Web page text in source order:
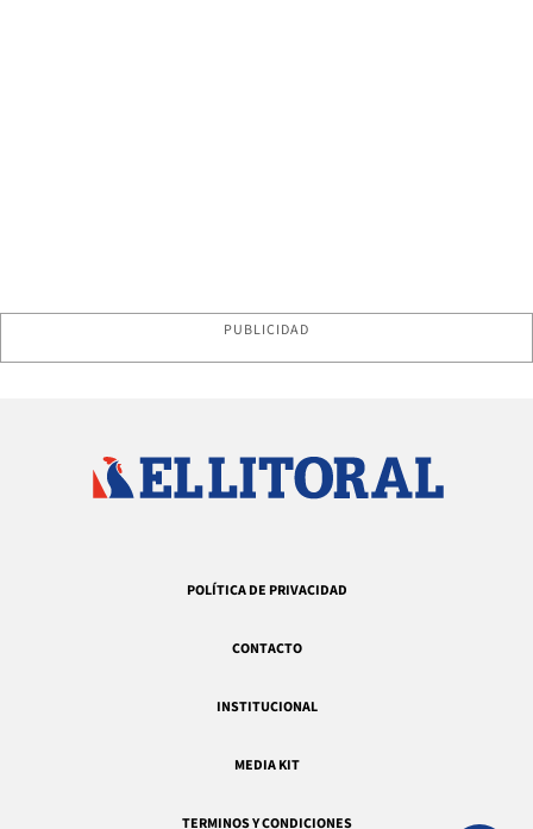
PUBLICIDAD
POLÍTICA DE PRIVACIDAD
CONTACTO
INSTITUCIONAL
MEDIA KIT
TERMINOS Y CONDICIONES